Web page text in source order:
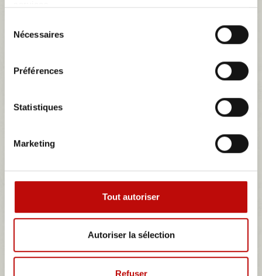
Nécessaires
Préférences
Statistiques
Marketing
Tout autoriser
Autoriser la sélection
Refuser
garniture banquette avant tissu diamanté
rouge/simili beige aronde A90/9
ensemble garniture de banquette avant tissu diamanté rouge simili
Google+
Envoyer à un ami